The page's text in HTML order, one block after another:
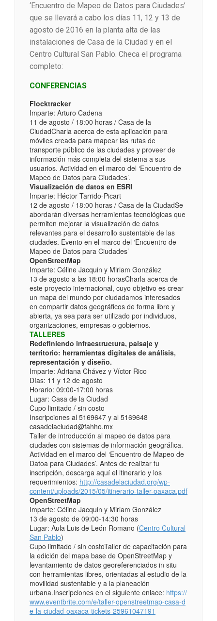
‘Encuentro de Mapeo de Datos para Ciudades’
que se llevará a cabo los días 11, 12 y 13 de
agosto de 2016 en la planta alta de las
instalaciones de Casa de la Ciudad y en el
Centro Cultural San Pablo. Checa el programa
completo:
CONFERENCIAS
Flocktracker
Imparte: Arturo Cadena
11 de agosto / 18:00 horas / Casa de la
CiudadCharla acerca de esta aplicación para
móviles creada para mapear las rutas de
transporte público de las ciudades y proveer de
información más completa del sistema a sus
usuarios. Actividad en el marco del ‘Encuentro de
Mapeo de Datos para Ciudades’.
Visualización de datos en ESRI
Imparte: Héctor Tarrido-Picart
12 de agosto / 18:00 horas / Casa de la CiudadSe
abordarán diversas herramientas tecnológicas que
permiten mejorar la visualización de datos
relevantes para el desarrollo sustentable de las
ciudades. Evento en el marco del ‘Encuentro de
Mapeo de Datos para Ciudades’
OpenStreetMap
Imparte: Céline Jacquin y Miriam González
13 de agosto a las 18:00 horasCharla acerca de
este proyecto internacional, cuyo objetivo es crear
un mapa del mundo por ciudadamos interesados
en compartir datos geográficos de forma libre y
abierta, ya sea para ser utilizado por individuos,
organizaciones, empresas o gobiernos.
TALLERES
Redefiniendo infraestructura, paisaje y
territorio: herramientas digitales de análisis,
representación y diseño.
Imparte: Adriana Chávez y Víctor Rico
Días: 11 y 12 de agosto
Horario: 09:00-17:00 horas
Lugar: Casa de la Ciudad
Cupo limitado / sin costo
Inscripciones al 5169647 y al 5169648
casadelaciudad@fahho.mx
Taller de introducción al mapeo de datos para
ciudades con sistemas de información geográfica.
Actividad en el marco del ‘Encuentro de Mapeo de
Datoa para Ciudades’. Antes de realizar tu
inscripción, descarga aquí el itinerario y los
requerimientos: http://casadelaciudad.org/wp-
content/uploads/2015/05/itinerario-taller-oaxaca.pdf
OpenStreetMap
Imparte: Céline Jacquin y Miriam González
13 de agosto de 09:00-14:30 horas
Lugar: Aula Luis de León Romano (Centro Cultural
San Pablo)
Cupo limitado / sin costoTaller de capacitación para
la edición del mapa base de OpenStreetMap y
levantamiento de datos georeferenciados in situ
con herramientas libres, orientadas al estudio de la
movilidad sustentable y a la planeación
urbana.Inscripciones en el siguiente enlace: https://
www.eventbrite.com/e/taller-openstreetmap-casa-d
e-la-ciudad-oaxaca-tickets-25961047191